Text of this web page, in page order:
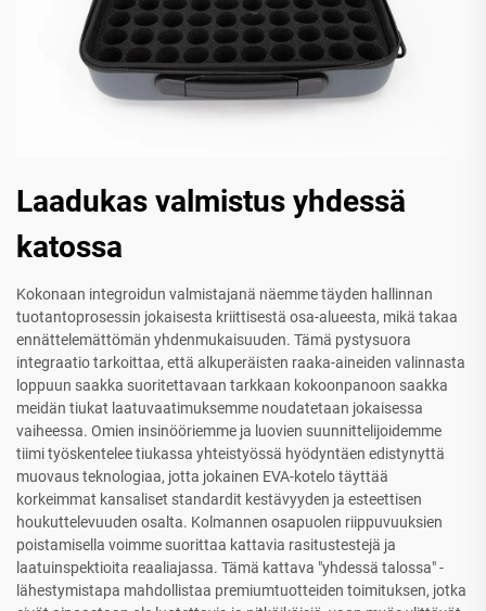
Laadukas valmistus yhdessä
katossa
Kokonaan integroidun valmistajanä näemme täyden hallinnan
tuotantoprosessin jokaisesta kriittisestä osa-alueesta, mikä takaa
ennättelemättömän yhdenmukaisuuden. Tämä pystysuora
integraatio tarkoittaa, että alkuperäisten raaka-aineiden valinnasta
loppuun saakka suoritettavaan tarkkaan kokoonpanoon saakka
meidän tiukat laatuvaatimuksemme noudatetaan jokaisessa
vaiheessa. Omien insinööriemme ja luovien suunnittelijoidemme
tiimi työskentelee tiukassa yhteistyössä hyödyntäen edistynyttä
muovaus teknologiaa, jotta jokainen EVA-kotelo täyttää
korkeimmat kansaliset standardit kestävyyden ja esteettisen
houkuttelevuuden osalta. Kolmannen osapuolen riippuvuuksien
poistamisella voimme suorittaa kattavia rasitustestejä ja
laatuinspektioita reaaliajassa. Tämä kattava "yhdessä talossa" -
lähestymistapa mahdollistaa premiumtuotteiden toimituksen, jotka